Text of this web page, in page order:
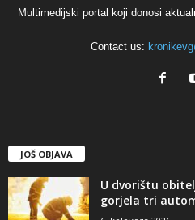
Multimedijski portal koji donosi
Contact us:
JOŠ OBJAVA
U dvorištu
gorjela tri